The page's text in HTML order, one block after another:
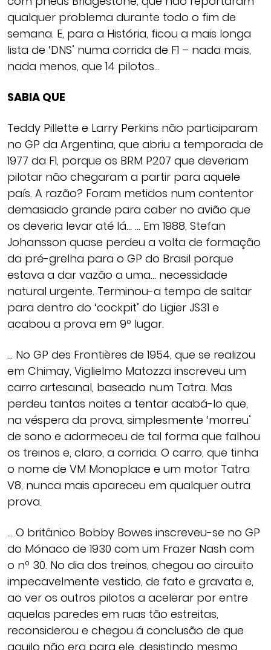
qualquer problema durante todo o fim de
semana. E, para a História, ficou a mais longa
lista de ‘DNS’ numa corrida de F1 – nada mais,
nada menos, que 14 pilotos…
SABIA QUE
Teddy Pillette e Larry Perkins não participaram
no GP da Argentina, que abriu a temporada de
1977 da F1, porque os BRM P207 que deveriam
pilotar não chegaram a partir para aquele
país. A razão? Foram metidos num contentor
demasiado grande para caber no avião que
os deveria levar até lá… … Em 1988, Stefan
Johansson quase perdeu a volta de formação
da pré-grelha para o GP do Brasil porque
estava a dar vazão a uma… necessidade
natural urgente. Terminou-a tempo de saltar
para dentro do ‘cockpit’ do Ligier JS31 e
acabou a prova em 9º lugar.
… No GP des Frontières de 1954, que se realizou
em Chimay, Viglielmo Matozza inscreveu um
carro artesanal, baseado num Tatra. Mas
perdeu tantas noites a tentar acabá-lo que,
na véspera da prova, simplesmente ‘morreu’
de sono e adormeceu de tal forma que falhou
os treinos e, claro, a corrida. O carro, que tinha
o nome de VM Monoplace e um motor Tatra
V8, nunca mais apareceu em qualquer outra
prova.
… O britânico Bobby Bowes inscreveu-se no GP
do Mónaco de 1930 com um Frazer Nash com
o nº 30. No dia dos treinos, chegou ao circuito
impecavelmente vestido, de fato e gravata e,
ao ver os outros pilotos a acelerar por entre
aquelas paredes em ruas tão estreitas,
reconsiderou e chegou á conclusão de que
aquilo não era para ele, desistindo mesmo